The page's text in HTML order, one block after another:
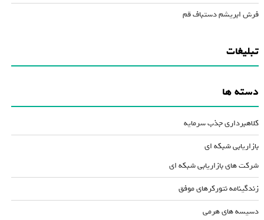
فرش ابریشم دستباف قم
تبلیغات
دسته ها
کلاهبرداری جذب سرمایه
بازاریابی شبکه ای
شرکت های بازاریابی شبکه ای
زندگینامه نتورکرهای موفق
دسیسه های هرمی